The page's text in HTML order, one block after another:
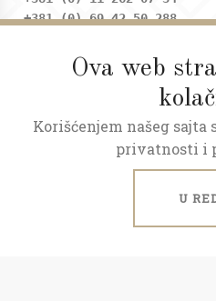
Ova web
Korišćenjem našeg sajta
privatnosti i
U
+381 (0) 69 42 50 288
Adresa
Dositejeva 9, Trg republike
Radno vreme
Ponedeljak - petak: 09 - 20h